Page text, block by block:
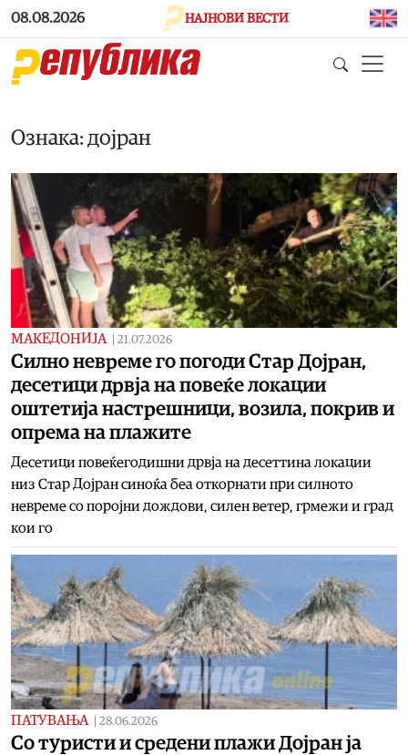
Skip to main content
08.08.2026 НАЈНОВИ ВЕСТИ
Ознака: дојран
МАКЕДОНИЈА 21.07.2026
Силно невреме го погоди Стар Дојран,
десетици дрвја на повеќе локации
оштетија настрешници, возила, покрив и
опрема на плажите
Десетици повеќегодишни дрвја на десеттина локации
низ Стар Дојран синоќа беа откорнати при силното
невреме со поројни дождови, силен ветер, грмежи и град
кои го
ПАТУВАЊА 28.06.2026
Со туристи и средени плажи Дојран ја